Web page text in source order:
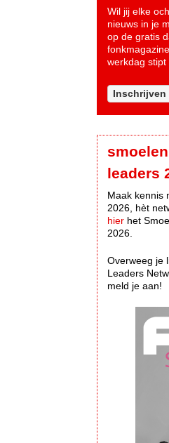
Wil jij elke
nieuws in je
op de gratis
werkdag stipt
Inschrijven
leaders
Maak kennis
2026, hèt
hier het
2026.
Overweeg je
Leaders
meld je aan!